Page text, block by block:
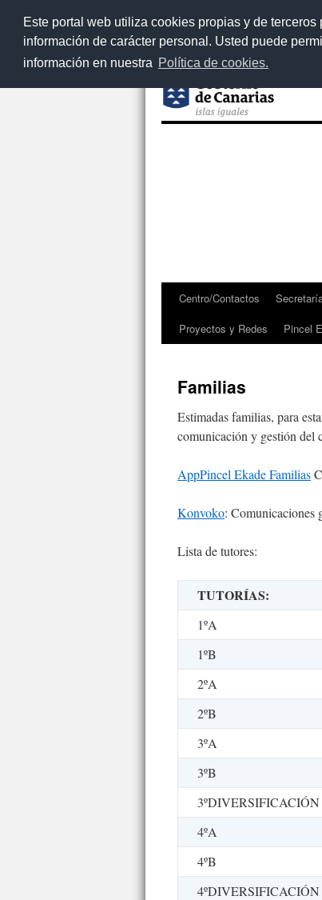
Este portal web utiliza cookies propias y de
información de carácter personal. Usted puede
información en nuestra Política de cookies.
Saltar
Centro/Contactos
Proyectos y Redes
Pincel
Familias
Estimadas familias, para
comunicación y gestión del
AppPincel Ekade Familias
Konvoko: Comunicaciones
Lista de tutores:
TUTORÍAS:
1ºA
1ºB
2ºA
2ºB
3ºA
3ºB
4ºA
4ºB